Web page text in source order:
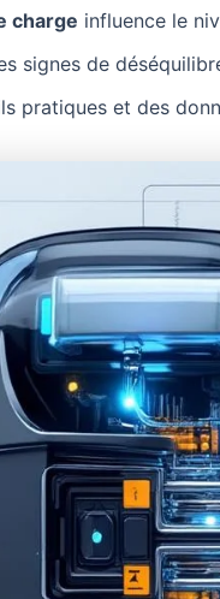
charge influence le
signes de
pratiques et des